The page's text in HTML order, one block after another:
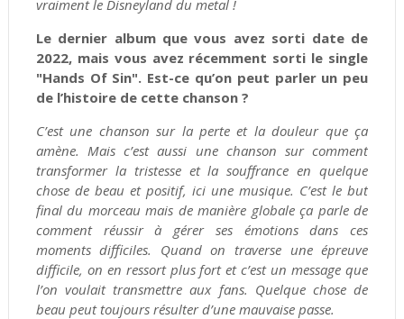
vraiment le Disneyland du metal !
Le dernier album que vous avez sorti date de
2022, mais vous avez récemment sorti le single
"Hands Of Sin". Est-ce qu’on peut parler un peu
de l’histoire de cette chanson ?
C’est une chanson sur la perte et la douleur que ça
amène. Mais c’est aussi une chanson sur comment
transformer la tristesse et la souffrance en quelque
chose de beau et positif, ici une musique. C’est le but
final du morceau mais de manière globale ça parle de
comment réussir à gérer ses émotions dans ces
moments difficiles. Quand on traverse une épreuve
difficile, on en ressort plus fort et c’est un message que
l’on voulait transmettre aux fans. Quelque chose de
beau peut toujours résulter d’une mauvaise passe.